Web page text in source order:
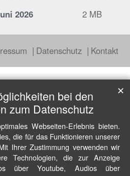
2026
2 MB
Datenschutz Kontakt
bei den
zum Datenschutz
Webseiten-Erlebnis bieten.
die für das Funktionieren unserer
Ihrer Zustimmung verwenden wir
Technologien, die zur Anzeige
über Youtube, Audios über
✕